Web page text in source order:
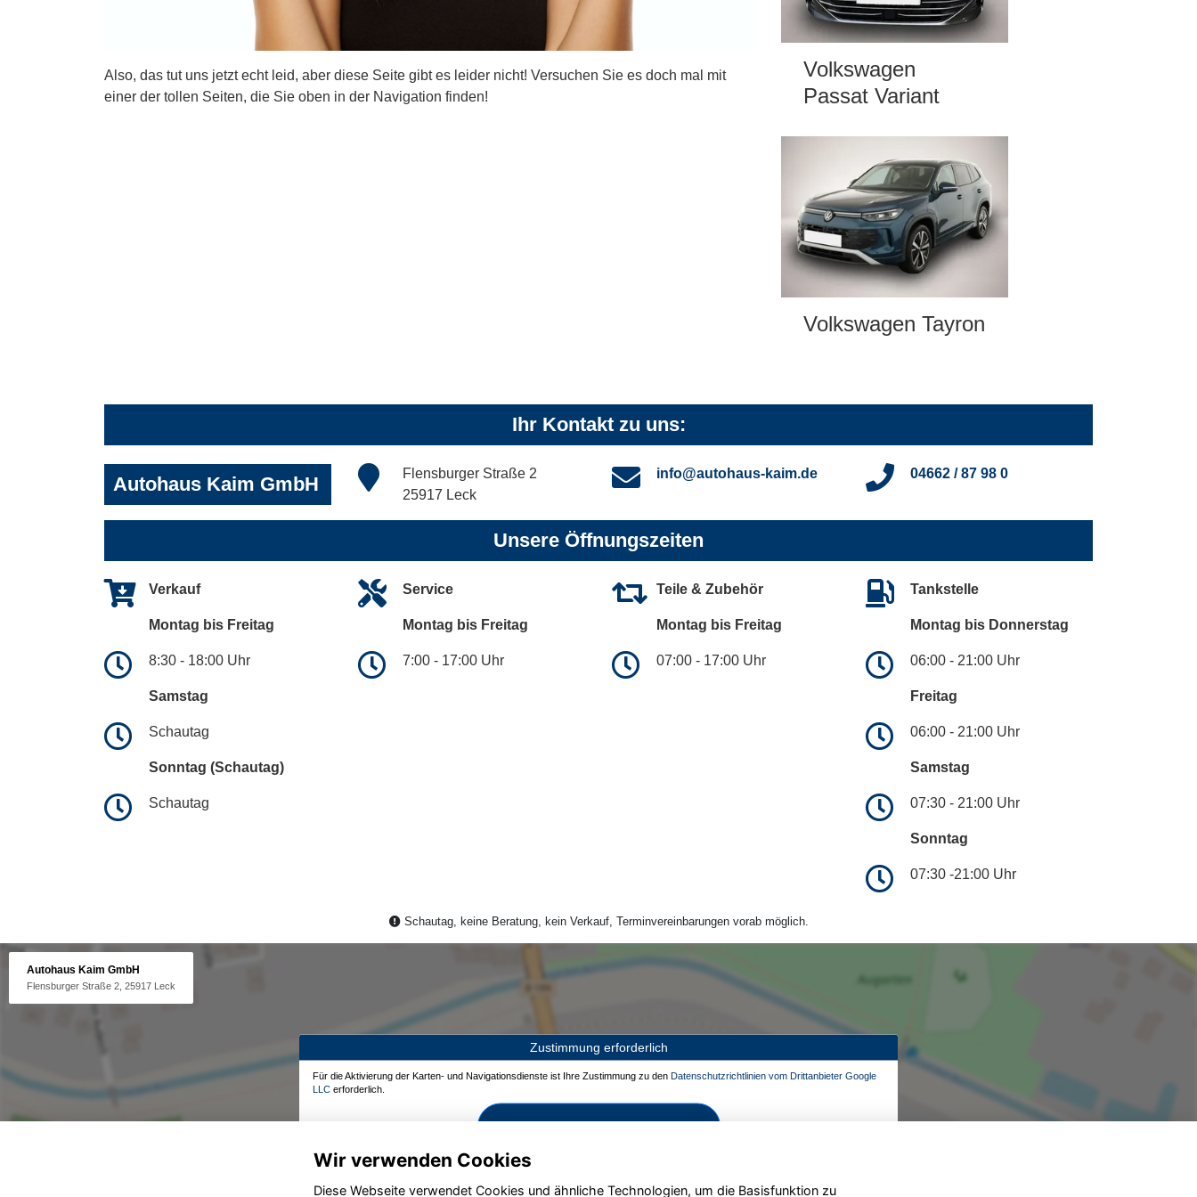
Also, das tut uns jetzt echt leid, aber diese Seite gibt es leider nicht! Versuchen Sie es doch mal mit
einer der tollen Seiten, die Sie oben in der Navigation finden!
Volkswagen
Passat Variant
Volkswagen Tayron
Ihr Kontakt zu uns:
Autohaus Kaim GmbH
Flensburger Straße 2
25917 Leck
info@autohaus-kaim.de 04662 / 87 98 0
Unsere Öffnungszeiten
Verkauf
Montag bis Freitag
8:30 - 18:00 Uhr
Samstag
Schautag
Sonntag (Schautag)
Schautag
Service
Montag bis Freitag
7:00 - 17:00 Uhr
Teile & Zubehör
Montag bis Freitag
07:00 - 17:00 Uhr
Tankstelle
Montag bis Donnerstag
06:00 - 21:00 Uhr
Freitag
06:00 - 21:00 Uhr
Samstag
07:30 - 21:00 Uhr
Sonntag
07:30 -21:00 Uhr
Schautag, keine Beratung, kein Verkauf, Terminvereinbarungen vorab möglich.
Autohaus Kaim GmbH
Flensburger Straße 2, 25917 Leck
Zustimmung erforderlich
Für die Aktivierung der Karten- und Navigationsdienste ist Ihre Zustimmung zu den Datenschutzrichtlinien vom Drittanbieter Google
LLC erforderlich.
Zustimmen und aktivieren
Wir verwenden Cookies
Diese Webseite verwendet Cookies und ähnliche Technologien, um die Basisfunktion zu